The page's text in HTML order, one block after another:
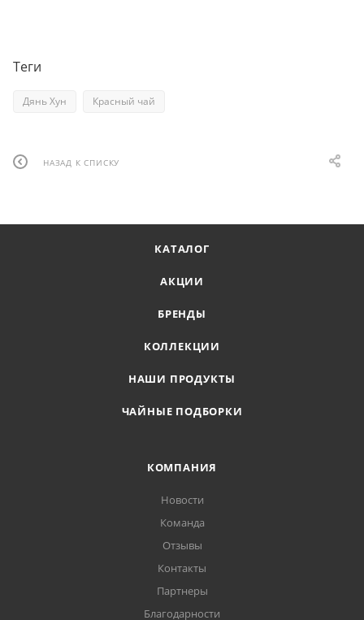
Теги
Дянь Хун Красный чай
НАЗАД К СПИСКУ
КАТАЛОГ
АКЦИИ
БРЕНДЫ
КОЛЛЕКЦИИ
НАШИ ПРОДУКТЫ
ЧАЙНЫЕ ПОДБОРКИ
КОМПАНИЯ
Новости
Команда
Отзывы
Контакты
Партнеры
Благодарности